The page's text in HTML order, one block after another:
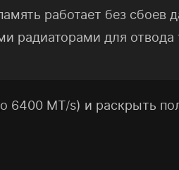
работает без сбоев
радиаторами для отвода
6400 MT/s) и раскрыть